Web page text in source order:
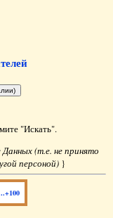
"Искать".
(т.е. не принято
персоной) }
..+100